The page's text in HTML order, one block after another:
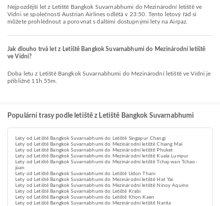
Nejpozdější let z Letiště Bangkok Suvarnabhumi do Mezinárodní letiště ve
Vídni se společností Austrian Airlines odlétá v 23:50. Tento letový řád si
můžete prohlédnout a porovnat s dalšími dostupnými lety na Airpaz.
Jak dlouho trvá let z Letiště Bangkok Suvarnabhumi do Mezinárodní letiště
ve Vídni?
Doba letu z Letiště Bangkok Suvarnabhumi do Mezinárodní letiště ve Vídni je
přibližně 11h 55m.
Populární trasy podle letiště z Letiště Bangkok Suvarnabhumi
Lety od Letiště Bangkok Suvarnabhumi do Letiště Singapur Changi
Lety od Letiště Bangkok Suvarnabhumi do Mezinárodní letiště Chiang Mai
Lety od Letiště Bangkok Suvarnabhumi do Mezinárodní letiště Phuket
Lety od Letiště Bangkok Suvarnabhumi do Mezinárodní letiště Kuala Lumpur
Lety od Letiště Bangkok Suvarnabhumi do Mezinárodní letiště Tchaj-wan Tchao-
jüan
Lety od Letiště Bangkok Suvarnabhumi do Letiště Udon Thani
Lety od Letiště Bangkok Suvarnabhumi do Mezinárodní letiště Hat Yai
Lety od Letiště Bangkok Suvarnabhumi do Mezinárodní letiště Ninoy Aquino
Lety od Letiště Bangkok Suvarnabhumi do Letiště Krabi
Lety od Letiště Bangkok Suvarnabhumi do Letiště Khon Kaen
Lety od Letiště Bangkok Suvarnabhumi do Mezinárodní letiště Narita